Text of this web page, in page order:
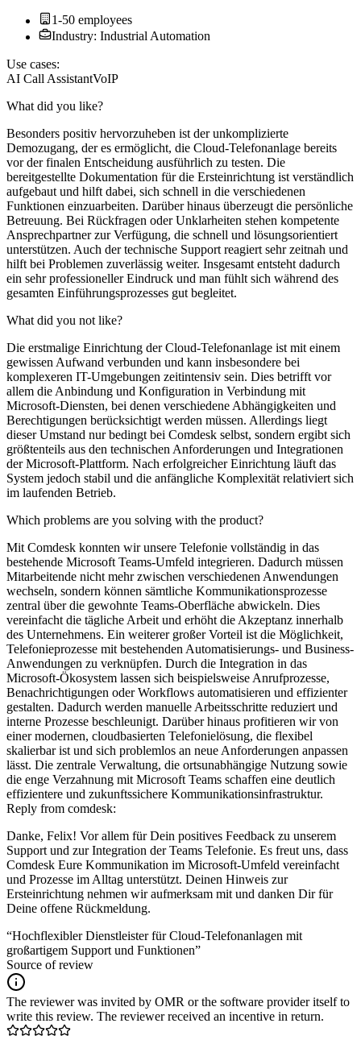
1-50 employees
Industry: Industrial Automation
Use cases:
AI Call AssistantVoIP
What did you like?
Besonders positiv hervorzuheben ist der unkomplizierte
Demozugang, der es ermöglicht, die Cloud-Telefonanlage bereits
vor der finalen Entscheidung ausführlich zu testen. Die
bereitgestellte Dokumentation für die Ersteinrichtung ist verständlich
aufgebaut und hilft dabei, sich schnell in die verschiedenen
Funktionen einzuarbeiten. Darüber hinaus überzeugt die persönliche
Betreuung. Bei Rückfragen oder Unklarheiten stehen kompetente
Ansprechpartner zur Verfügung, die schnell und lösungsorientiert
unterstützen. Auch der technische Support reagiert sehr zeitnah und
hilft bei Problemen zuverlässig weiter. Insgesamt entsteht dadurch
ein sehr professioneller Eindruck und man fühlt sich während des
gesamten Einführungsprozesses gut begleitet.
What did you not like?
Die erstmalige Einrichtung der Cloud-Telefonanlage ist mit einem
gewissen Aufwand verbunden und kann insbesondere bei
komplexeren IT-Umgebungen zeitintensiv sein. Dies betrifft vor
allem die Anbindung und Konfiguration in Verbindung mit
Microsoft-Diensten, bei denen verschiedene Abhängigkeiten und
Berechtigungen berücksichtigt werden müssen. Allerdings liegt
dieser Umstand nur bedingt bei Comdesk selbst, sondern ergibt sich
größtenteils aus den technischen Anforderungen und Integrationen
der Microsoft-Plattform. Nach erfolgreicher Einrichtung läuft das
System jedoch stabil und die anfängliche Komplexität relativiert sich
im laufenden Betrieb.
Which problems are you solving with the product?
Mit Comdesk konnten wir unsere Telefonie vollständig in das
bestehende Microsoft Teams-Umfeld integrieren. Dadurch müssen
Mitarbeitende nicht mehr zwischen verschiedenen Anwendungen
wechseln, sondern können sämtliche Kommunikationsprozesse
zentral über die gewohnte Teams-Oberfläche abwickeln. Dies
vereinfacht die tägliche Arbeit und erhöht die Akzeptanz innerhalb
des Unternehmens. Ein weiterer großer Vorteil ist die Möglichkeit,
Telefonieprozesse mit bestehenden Automatisierungs- und Business-
Anwendungen zu verknüpfen. Durch die Integration in das
Microsoft-Ökosystem lassen sich beispielsweise Anrufprozesse,
Benachrichtigungen oder Workflows automatisieren und effizienter
gestalten. Dadurch werden manuelle Arbeitsschritte reduziert und
interne Prozesse beschleunigt. Darüber hinaus profitieren wir von
einer modernen, cloudbasierten Telefonielösung, die flexibel
skalierbar ist und sich problemlos an neue Anforderungen anpassen
lässt. Die zentrale Verwaltung, die ortsunabhängige Nutzung sowie
die enge Verzahnung mit Microsoft Teams schaffen eine deutlich
effizientere und zukunftssichere Kommunikationsinfrastruktur.
Reply from comdesk:
Danke, Felix! Vor allem für Dein positives Feedback zu unserem
Support und zur Integration der Teams Telefonie. Es freut uns, dass
Comdesk Eure Kommunikation im Microsoft-Umfeld vereinfacht
und Prozesse im Alltag unterstützt. Deinen Hinweis zur
Ersteinrichtung nehmen wir aufmerksam mit und danken Dir für
Deine offene Rückmeldung.
“Hochflexibler Dienstleister für Cloud-Telefonanlagen mit
großartigem Support und Funktionen”
Source of review
The reviewer was invited by OMR or the software provider itself to
write this review. The reviewer received an incentive in return.